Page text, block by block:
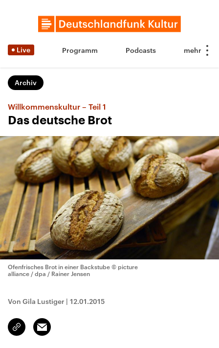
Live Programm Podcasts
Archiv
Willkommenskultur – Teil 1
Das deutsche Brot
Ofenfrisches Brot in einer Backstube © picture
alliance / dpa / Rainer Jensen
Von Gila Lustiger | 12.01.2015
Link
kopieren/teilen
Email